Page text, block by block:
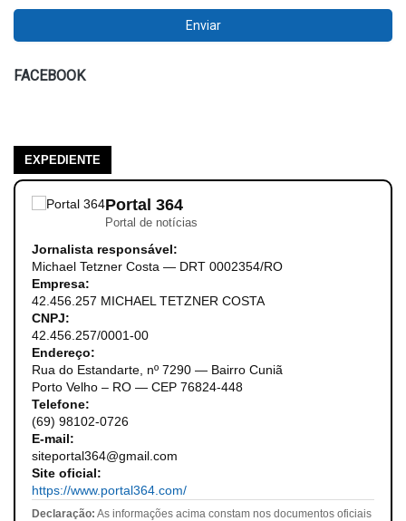
FACEBOOK
EXPEDIENTE
Portal 364
Portal de notícias
Jornalista responsável:
Michael Tetzner Costa — DRT 0002354/RO
Empresa:
42.456.257 MICHAEL TETZNER COSTA
CNPJ:
42.456.257/0001-00
Endereço:
Rua do Estandarte, nº 7290 — Bairro Cuniã
Porto Velho – RO — CEP 76824-448
Telefone:
(69) 98102-0726
E-mail:
siteportal364@gmail.com
Site oficial:
https://www.portal364.com/
Declaração: As informações acima constam nos documentos oficiais